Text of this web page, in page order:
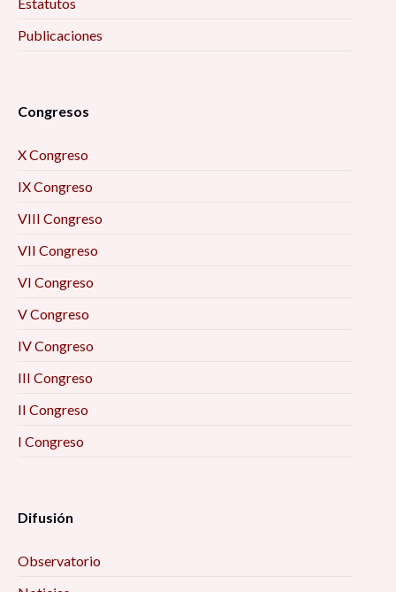
Publicaciones
Congresos
X Congreso
IX Congreso
VIII Congreso
VII Congreso
VI Congreso
V Congreso
IV Congreso
III Congreso
II Congreso
I Congreso
Difusión
Observatorio